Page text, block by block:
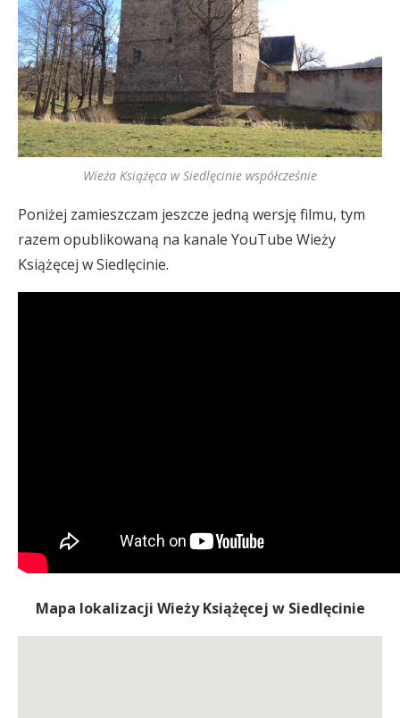
Wieża Książęca w Siedlęcinie współcześnie
Poniżej zamieszczam jeszcze jedną wersję filmu, tym
razem opublikowaną na kanale YouTube Wieży
Książęcej w Siedlęcinie.
Mapa lokalizacji Wieży Książęcej w Siedlęcinie